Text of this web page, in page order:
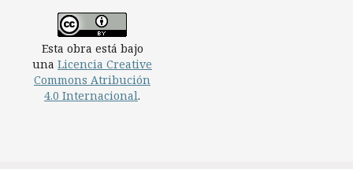
Esta obra está bajo
una Licencia Creative
Commons Atribución
4.0 Internacional.